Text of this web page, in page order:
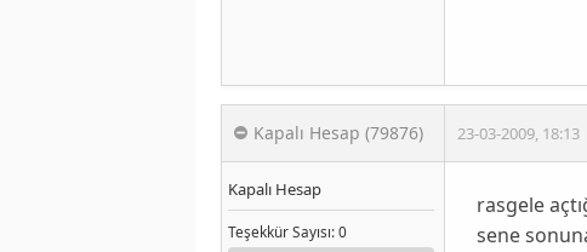
Kapalı Hesap (79876) 23-03-2009, 18:13
Kapalı Hesap
TeşekkürSayısı: 0
rasgele
sene